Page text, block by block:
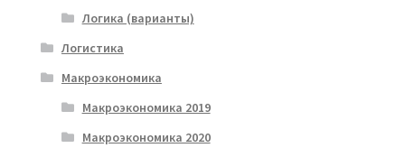
Логика (варианты)
Логистика
Макроэкономика
Макроэкономика 2019
Макроэкономика 2020